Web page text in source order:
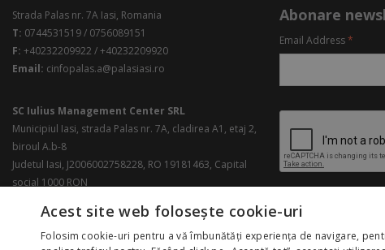
Strada Palas nr. 7A Iasi, Romania
T: 0744531519 / 0756089151
F: +40232209922 / +40232209920
Email: cinfopalas.a@palasiasi.ro
SC Iulius Management Center SRL
Municipiul Iasi, strada Palas nr. 7A, cladirea A1, etaj 2,
biroul A.b-8
Judetul Iasi, J2006002758228, RO 19181463, Capital
social 1000 RON
Abonare
Email Address*
Acest site web folosește cookie-uri
Folosim cookie-uri pentru a vă îmbunătăți experiența de navigare,